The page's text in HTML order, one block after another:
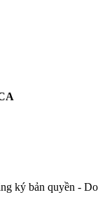
ký bản quyền - Do